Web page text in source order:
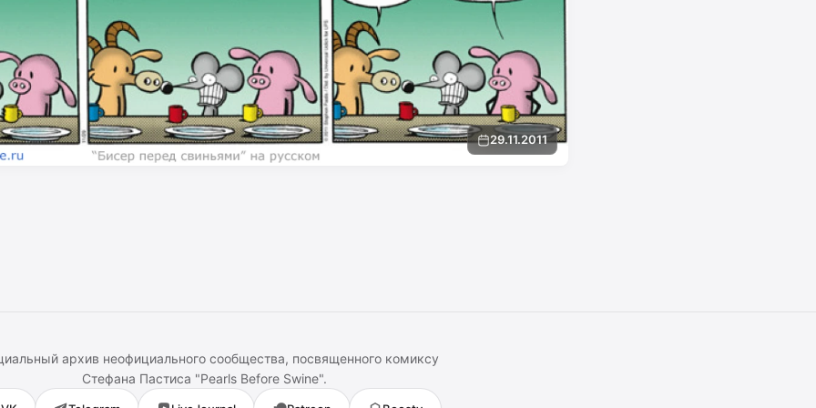
29.11.2011
архив неофициального сообщества, посвященного комиксу
Стефана Пастиса "Pearls Before Swine".